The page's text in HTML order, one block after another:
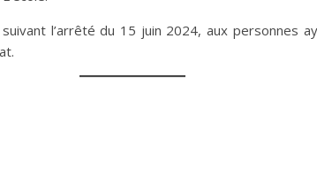
l’arrêté du 15 juin 2024, aux personnes